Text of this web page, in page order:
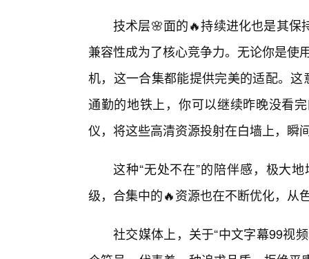
技术层🌸面的🔥持续进化也是其保
兼容性成为了核心竞争力。无论你是使
机，这一合集都能提供完美的适配。
通勤的地铁上，你可以继续昨晚没看
仪，将这些高清资源投射在白墙上，瞬
这种“无处不在”的陪伴感，极大
级，合集中的🔥资源也在不断优化，从
社交媒体上，关于“中文字幕99视